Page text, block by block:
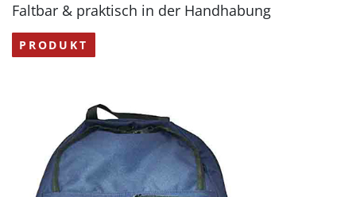
Faltbar & praktisch in der Handhabung
PRODUKT